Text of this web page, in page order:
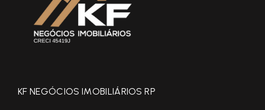
KF NEGÓCIOS IMOBILIÁRIOS RP